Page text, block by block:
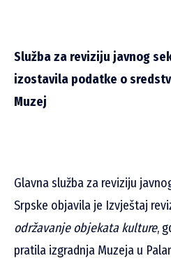
Služba za reviziju javnog
izostavila podatke o
Muzej
Glavna služba za reviziju
Srpske objavila je Izvještaj
održavanje objekata kulture,
pratila izgradnja Muzeja u